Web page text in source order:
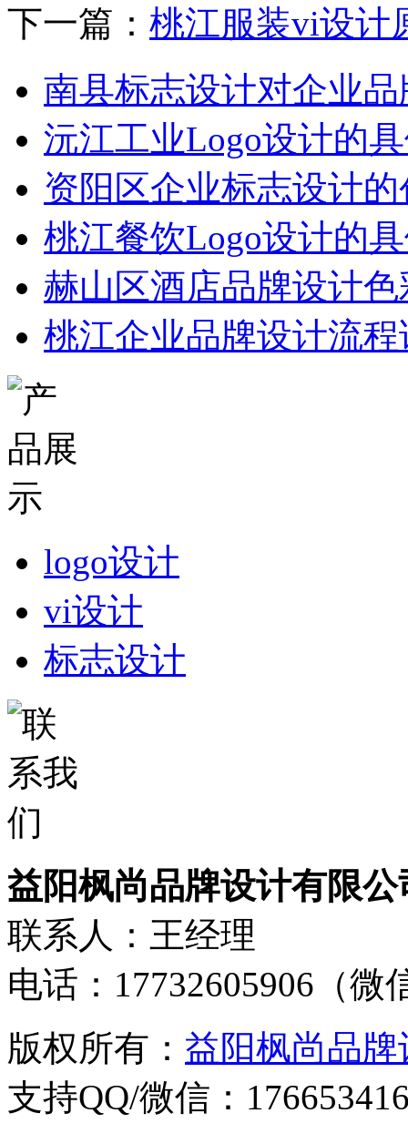
下一篇： 桃江服装vi设计
南县标志设计对企业
沅江工业Logo设计的
资阳区企业标志设计
桃江餐饮Logo设计的
赫山区酒店品牌设计‌
桃江企业品牌设计流程
logo设计
vi设计
标志设计
益阳枫尚品牌设计有限公
联系人：王经理
电话：17732605906（微
版权所有： 益阳枫尚品
支持QQ/微信：